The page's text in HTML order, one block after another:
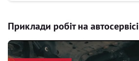
Приклади робіт на автосервісі